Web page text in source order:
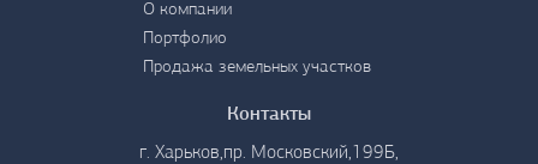
О компании
Портфолио
Продажа земельных участков
Контакты
г. Харьков,пр. Московский,199Б,